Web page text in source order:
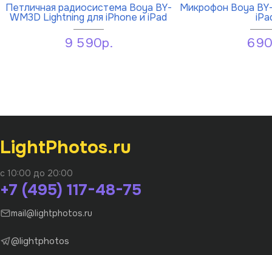
Петличная радиосистема Boya BY-
WM3D Lightning для iPhone и iPad
9 590р.
Микрофон Boya
LightPhotos.ru
с 10:00 до 20:00
+7 (495) 117-48-75
mail@lightphotos.ru
@lightphotos